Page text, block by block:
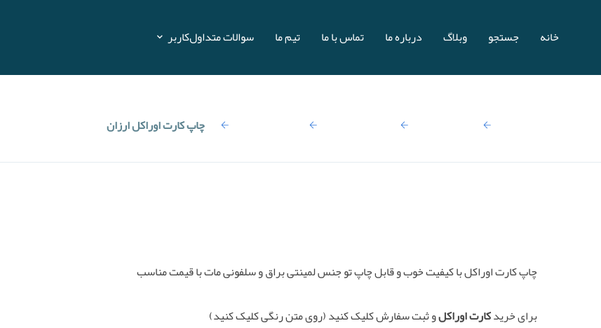
خانه جستجو وبلاگ درباره ما تماس با ما تیم ما سوالات متداولکاربر
چاپ کارت اوراکل ارزان
چاپ کارت اوراکل با کیفیت خوب و قابل چاپ تو جنس لمینتی براق و سلفونی مات با قیمت مناسب
برای خریدکارت اوراکلو ثبت سفارش کلیک کنید (روی متن رنگی کلیک کنید)